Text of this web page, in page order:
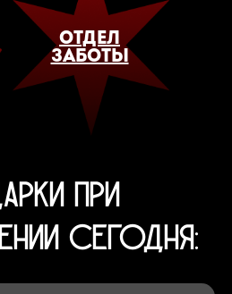
ОТДЕЛ
ЗАБОТЫ
ПРИ
СЕГОДНЯ: